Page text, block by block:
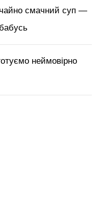
смачний суп —
неймовірно